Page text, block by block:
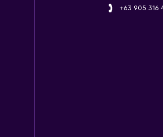
+63 905 316